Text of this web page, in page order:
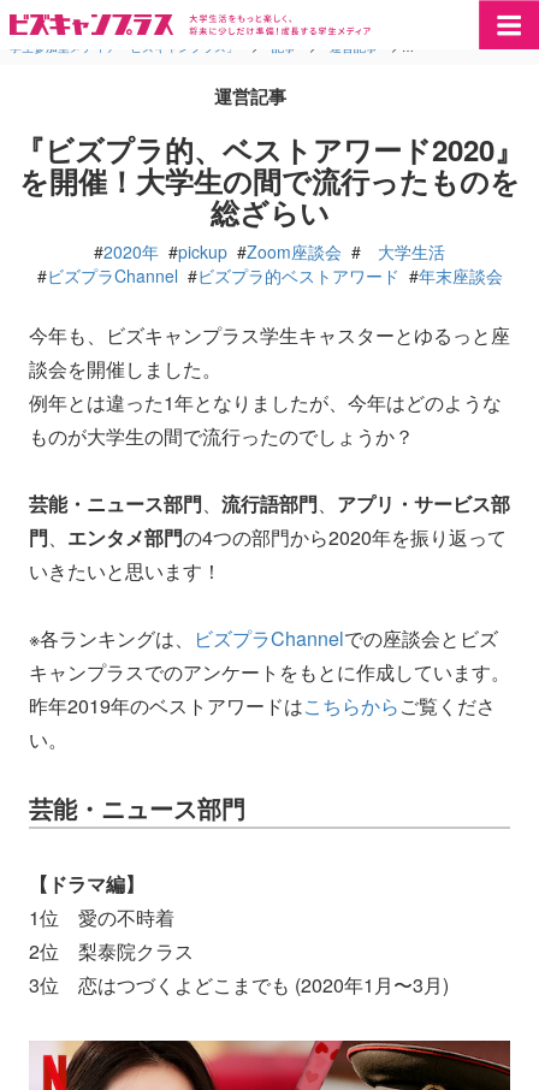
学生参加型メディア「ビズキャンプラス」 > 記事 > 運営記事 > 『ビズプラ的、ベスト
運営記事
『ビズプラ的、ベストアワード2020』
を開催！大学生の間で流行ったものを
総ざらい
#2020年 #pickup #Zoom座談会 # 大学生活
#ビズプラChannel #ビズプラ的ベストアワード #年末座談会
今年も、ビズキャンプラス学生キャスターとゆるっと座
談会を開催しました。
例年とは違った1年となりましたが、今年はどのような
ものが大学生の間で流行ったのでしょうか？
芸能・ニュース部門、 流行語部門、 アプリ・サービス部
門、 エンタメ部門の4つの部門から2020年を振り返って
いきたいと思います！
※各ランキングは、 ビズプラChannelでの座談会とビズ
キャンプラスでのアンケートをもとに作成しています。
昨年2019年のベストアワードはこちらからご覧くださ
い。
芸能・ニュース部門
【ドラマ編】
1位 愛の不時着
2位 梨泰院クラス
3位 恋はつづくよどこまでも (2020年1月〜3月)